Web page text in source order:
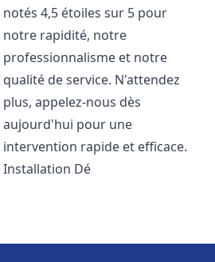
notés 4,5 étoiles sur 5 pour
notre rapidité, notre
professionnalisme et notre
qualité de service. N'attendez
plus, appelez-nous dès
aujourd'hui pour une
intervention rapide et efficace.
Installation Dé